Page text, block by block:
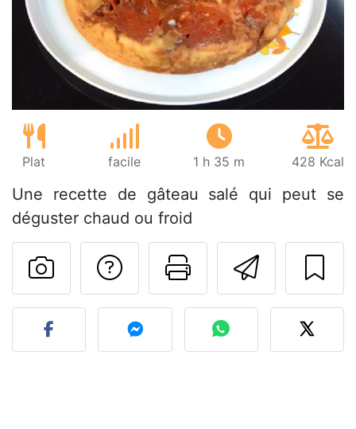
Plat facile 1 h 35 m 428 Kcal
Une recette de gâteau salé qui peut se
déguster chaud ou froid
Imprimer
Poser une
Publier votre photo de